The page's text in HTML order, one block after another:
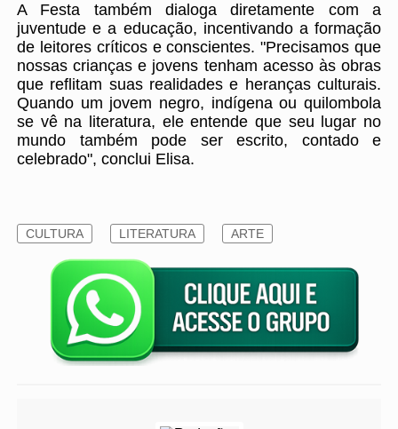
A Festa também dialoga diretamente com a
juventude e a educação, incentivando a formação
de leitores críticos e conscientes. "Precisamos que
nossas crianças e jovens tenham acesso às obras
que reflitam suas realidades e heranças culturais.
Quando um jovem negro, indígena ou quilombola
se vê na literatura, ele entende que seu lugar no
mundo também pode ser escrito, contado e
celebrado", conclui Elisa.
CULTURA LITERATURA ARTE